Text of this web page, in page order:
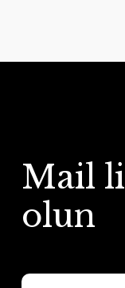
Mail
olun